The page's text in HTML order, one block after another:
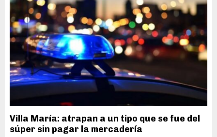
Villa María: atrapan a un tipo que se fue del
súper sin pagar la mercadería